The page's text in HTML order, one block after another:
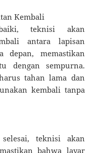
Kembali
teknisi akan
antara lapisan
depan, memastikan
dengan sempurna.
tahan lama dan
kembali tanpa
teknisi akan
bahwa layar